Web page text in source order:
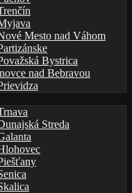
Mesto nad Váhom
Bystrica
nad Bebravou
Streda